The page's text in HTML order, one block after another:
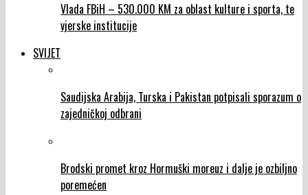
Vlada FBiH – 530.000 KM za oblast kulture i sporta, te
vjerske institucije
SVIJET
Saudijska Arabija, Turska i Pakistan potpisali sporazum o
zajedničkoj odbrani
Brodski promet kroz Hormuški moreuz i dalje je ozbiljno
poremećen